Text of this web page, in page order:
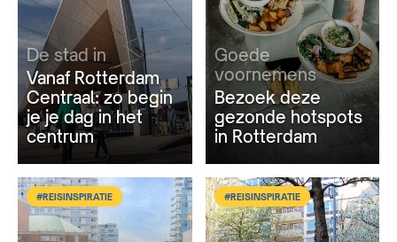
De stad in
Vanaf Rotterdam
Centraal: zo begin
je je dag in het
centrum
Goede
voornemens
Bezoek deze
gezonde hotspots
in Rotterdam
#REISINSPIRATIE #REISINSPIRATIE